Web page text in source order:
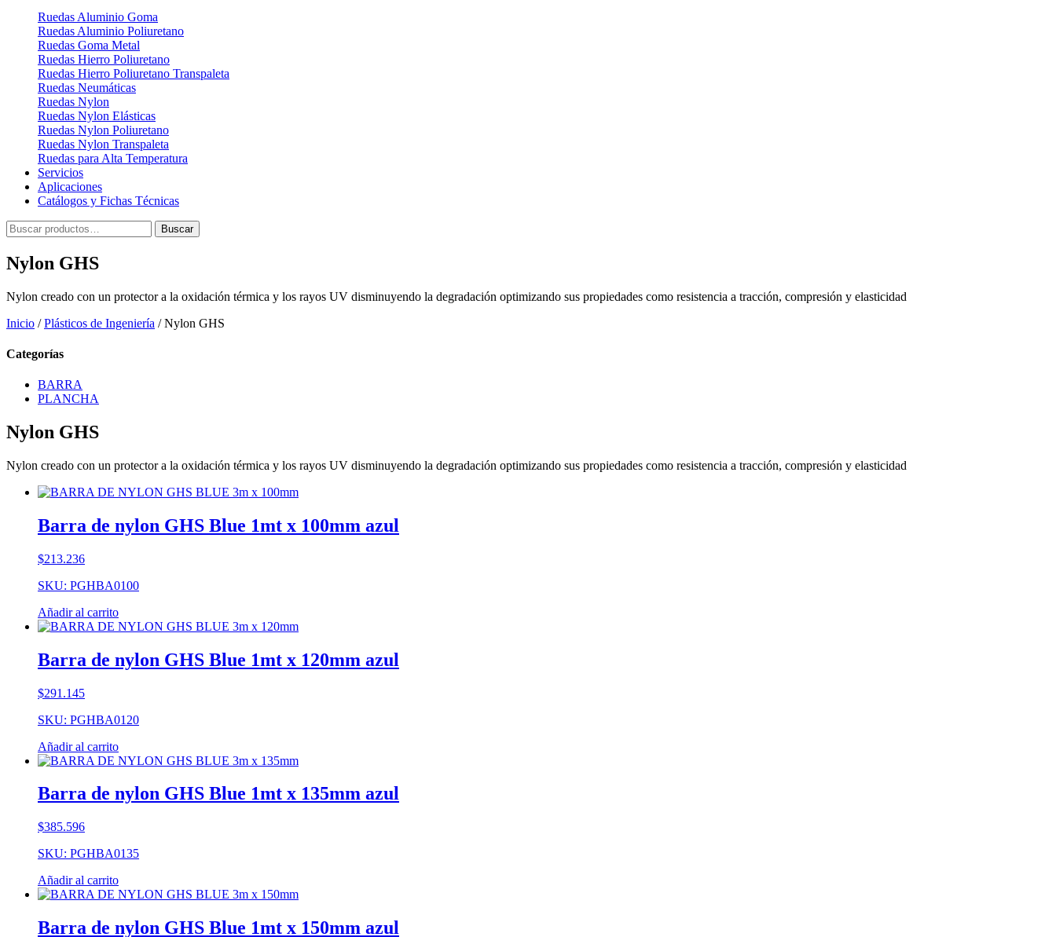
Ruedas Aluminio Goma
Ruedas Aluminio Poliuretano
Ruedas Goma Metal
Ruedas Hierro Poliuretano
Ruedas Hierro Poliuretano Transpaleta
Ruedas Neumáticas
Ruedas Nylon
Ruedas Nylon Elásticas
Ruedas Nylon Poliuretano
Ruedas Nylon Transpaleta
Ruedas para Alta Temperatura
Servicios
Aplicaciones
Catálogos y Fichas Técnicas
Buscar
por:
Buscar
Nylon GHS
Nylon creado con un protector a la oxidación térmica y los rayos UV disminuyendo la degradación optimizando sus propiedades como resistencia a tracción, compresión y elasticidad
Inicio /Plásticos de Ingeniería / Nylon GHS
Categorías
BARRA
PLANCHA
Nylon GHS
Nylon creado con un protector a la oxidación térmica y los rayos UV disminuyendo la degradación optimizando sus propiedades como resistencia a tracción, compresión y elasticidad
Barra de nylon GHS Blue 1mt x 100mm azul
$213.236
SKU: PGHBA0100
Añadir al carrito
Barra de nylon GHS Blue 1mt x 120mm azul
$291.145
SKU: PGHBA0120
Añadir al carrito
Barra de nylon GHS Blue 1mt x 135mm azul
$385.596
SKU: PGHBA0135
Añadir al carrito
Barra de nylon GHS Blue 1mt x 150mm azul